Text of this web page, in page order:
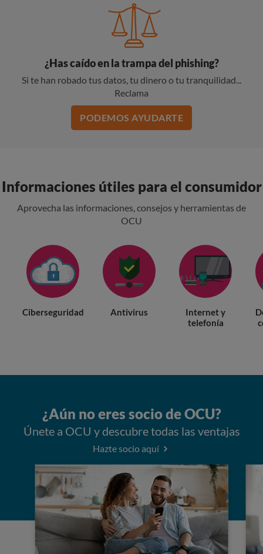
¿Has caído en la trampa del phishing?
Si te han robado tus datos, tu dinero o tu tranquilidad...
Reclama
PODEMOS AYUDARTE
Informaciones útiles para el consumidor
Aprovecha las informaciones, consejos y herramientas de
OCU
Ciberseguridad Antivirus
Internet y
telefonía
¿Aún no eres socio de OCU?
Únete a OCU y descubre todas las ventajas
Hazte socio aquí